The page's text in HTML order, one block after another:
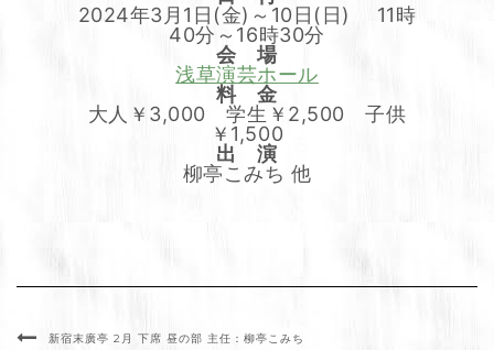
2024年3月1日(金)～10日(日) 11時
40分～16時30分
会 場
浅草演芸ホール
料 金
大人￥3,000 学生￥2,500 子供
￥1,500
出 演
柳亭こみち 他
新宿末廣亭 2月 下席 昼の部 主任：柳亭こみち